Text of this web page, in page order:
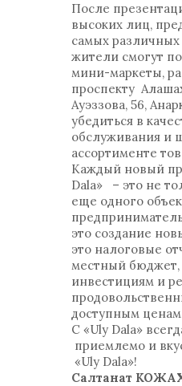
После
высоких лиц,
самых
жители смогут
мини-маркеты,
проспекту
Ауэззова, 56,
убедиться в
обслуживания и
ассортименте
Каждый новый
Dala» – это не
еще одного
это создание
это налоговые
местный бюджет,
инвестициям и
доступным
С «Uly Dala»
приемлемо и
«Uly Dala»!
Салтанат